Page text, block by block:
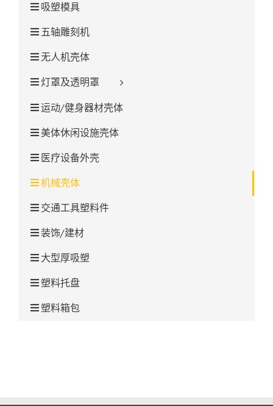
吸塑模具
五轴雕刻机
无人机壳体
灯罩及透明罩
运动/健身器材壳体
美体休闲设施壳体
医疗设备外壳
机械壳体
交通工具塑料件
装饰/建材
大型厚吸塑
塑料托盘
塑料箱包